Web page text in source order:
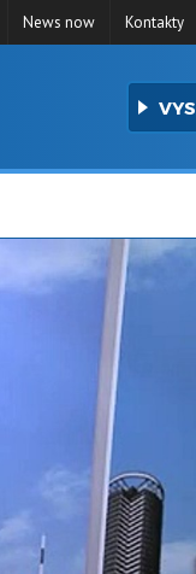
News now Kontakty